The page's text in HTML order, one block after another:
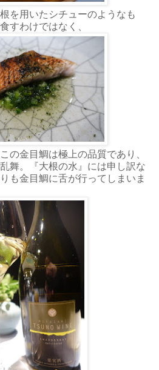
を用いたシチューのようなも
すわけではなく、
の金目鯛は極上の品質であり、
舞。『大根の水』には申し訳な
も金目鯛に舌が行ってしまいま